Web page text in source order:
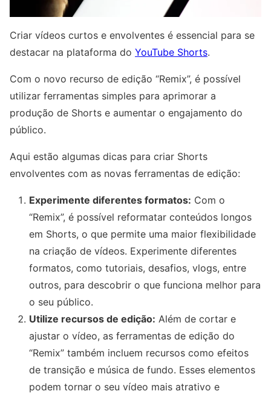
Criar vídeos curtos e envolventes é essencial para se
destacar na plataforma do YouTube Shorts.
Com o novo recurso de edição “Remix”, é possível
utilizar ferramentas simples para aprimorar a
produção de Shorts e aumentar o engajamento do
público.
Aqui estão algumas dicas para criar Shorts
envolventes com as novas ferramentas de edição:
Experimente diferentes formatos: Com o
“Remix”, é possível reformatar conteúdos longos
em Shorts, o que permite uma maior flexibilidade
na criação de vídeos. Experimente diferentes
formatos, como tutoriais, desafios, vlogs, entre
outros, para descobrir o que funciona melhor para
o seu público.
Utilize recursos de edição: Além de cortar e
ajustar o vídeo, as ferramentas de edição do
“Remix” também incluem recursos como efeitos
de transição e música de fundo. Esses elementos
podem tornar o seu vídeo mais atrativo e